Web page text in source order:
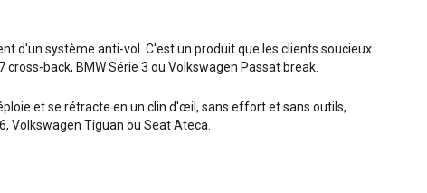
d'un système anti-vol. C'est un produit que les clients soucieux
back, BMW Série 3 ou Volkswagen Passat break.
et se rétracte en un clin d'œil, sans effort et sans outils,
Volkswagen Tiguan ou Seat Ateca.